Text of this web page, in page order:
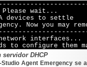
Please wait...
devices to settle
Now you may
network interfaces...
to configure them
DHCP
Studio Agent Emergencyse